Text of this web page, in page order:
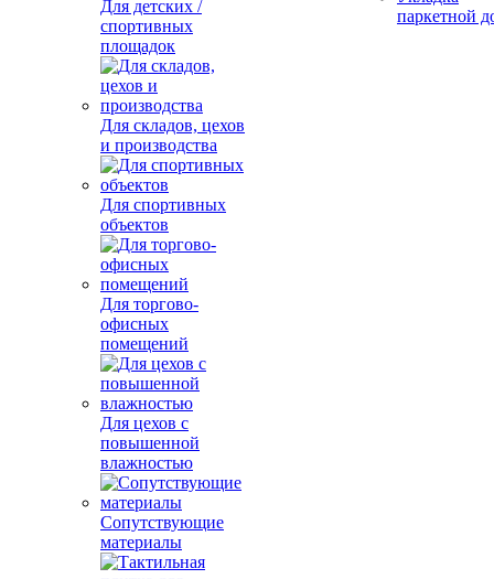
Для детских /
спортивных
площадок
Для складов, цехов
и производства
Для спортивных
объектов
Для торгово-
офисных
помещений
Для цехов с
повышенной
влажностью
Сопутствующие
материалы
паркетной